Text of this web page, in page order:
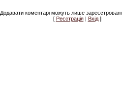
Додавати коментарі можуть лише зареєстровані
[ Реєстрація| Вхід]